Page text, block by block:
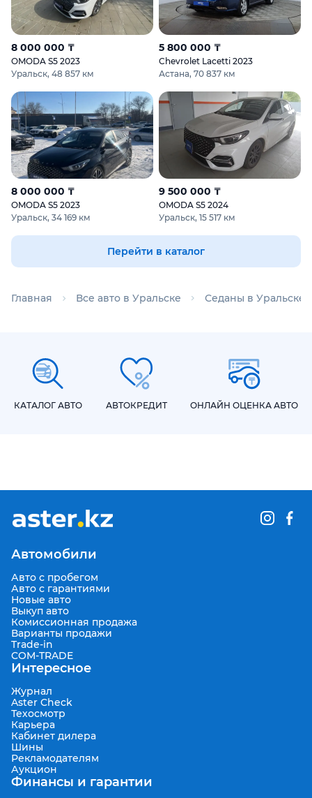
8 000 000 ₸
OMODA S5 2023
Уральск, 48 857 км
5 800 000 ₸
Chevrolet Lacetti 2023
Астана, 70 837 км
8 000 000 ₸
OMODA S5 2023
Уральск, 34 169 км
9 500 000 ₸
OMODA S5 2024
Уральск, 15 517 км
Перейти в каталог
Главная Все авто в Уральске Седаны в Уральске
КАТАЛОГ АВТО АВТОКРЕДИТ ОНЛАЙН ОЦЕНКА АВТО
Автомобили
Авто с пробегом
Авто с гарантиями
Новые авто
Выкуп авто
Комиссионная продажа
Варианты продажи
Trade-in
COM-TRADE
Интересное
Журнал
Aster Check
Техосмотр
Карьера
Кабинет дилера
Шины
Рекламодателям
Аукцион
Финансы и гарантии